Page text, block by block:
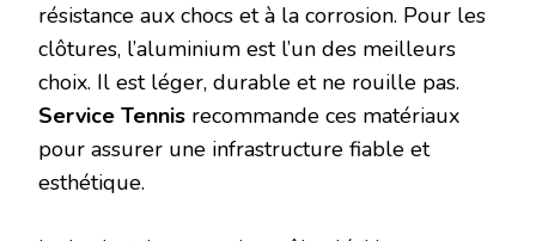
résistance aux chocs et à la corrosion. Pour les
clôtures, l’aluminium est l’un des meilleurs
choix. Il est léger, durable et ne rouille pas.
Service Tennis recommande ces matériaux
pour assurer une infrastructure fiable et
esthétique.